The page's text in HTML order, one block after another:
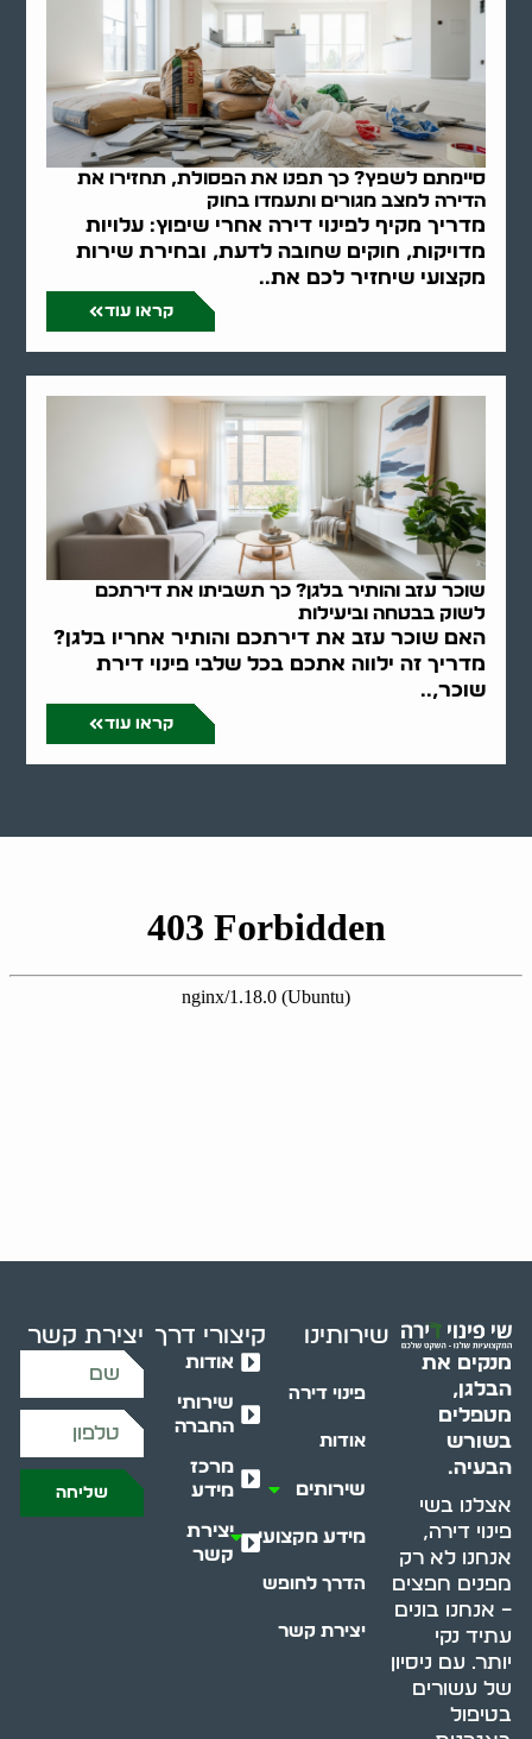
סיימתם לשפץ? כך תפנו את הפסולת, תחזירו את
הדירה למצב מגורים ותעמדו בחוק
מדריך מקיף לפינוי דירה אחרי שיפוץ: עלויות
מדויקות, חוקים שחובה לדעת, ובחירת שירות
מקצועי שיחזיר לכם את..
קראו עוד
שוכר עזב והותיר בלגן? כך תשביתו את דירתכם
לשוק בבטחה וביעילות
האם שוכר עזב את דירתכם והותיר אחריו בלגן?
מדריך זה ילווה אתכם בכל שלבי פינוי דירת
שוכר,..
קראו עוד
מנקים את
הבלגן,
מטפלים
בשורש
הבעיה.
אצלנו בשי
פינוי דירה,
אנחנו לא רק
מפנים חפצים
– אנחנו בונים
עתיד נקי
יותר. עם ניסיון
של עשורים
בטיפול
שירותינו
פינוי דירה
אודות
שירותים
מידע מקצועי
הדרך לחופש
יצירת קשר
קיצורי דרך
אודות
שירותי
החברה
מרכז
מידע
יצירת
קשר
יצירת קשר
שליחה